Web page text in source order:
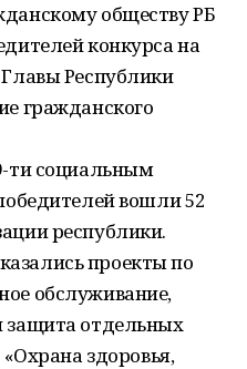
обществу РБ
конкурса на
Республики
гражданского
ти социальным
вошли 52
республики.
проекты по
обслуживание,
защита отдельных
здоровья,